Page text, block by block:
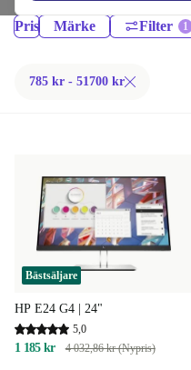
Pris Märke Filter
785 kr - 51700 kr
Bästsäljare
HP E24 G4 | 24"
5,0
1 185 kr 4 032,86 kr (Nypris)